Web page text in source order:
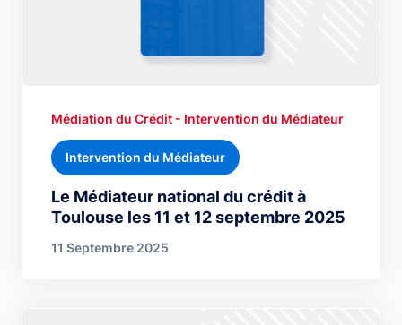
Le Médiateur national du crédit à
Toulouse les 11 et 12 septembre 2025
Médiation du Crédit - Intervention du Médiateur
Intervention du Médiateur
11 Septembre 2025